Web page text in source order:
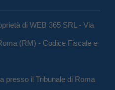
di WEB 365 SRL - Via
(RM) - Codice Fiscale e
presso il Tribunale di Roma